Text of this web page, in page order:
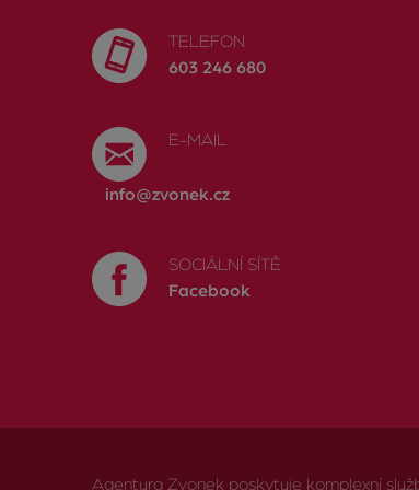
TELEFON
603 246 680
E-MAIL
info@zvonek.cz
SOCIÁLNÍ SÍTĚ
Facebook
Agentura Zvonek poskytuje komplexní